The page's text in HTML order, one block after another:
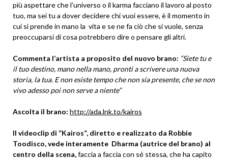
più aspettare che l’universo o il karma facciano il lavoro al posto
tuo, ma sei tu a dover decidere chi vuoi essere, è il momento in
cui si prende in mano la vita e se ne fa ciò che si vuole, senza
preoccuparsi di cosa potrebbero dire o pensare gli altri.
Commenta l’artista a proposito del nuovo brano: “Siete tu e
il tuo destino, mano nella mano, pronti a scrivere una nuova
storia, la tua. E non esiste tempo che non sia presente, che se non
vivo adesso poi non serve a niente”
Ascolta il brano: http://ada.lnk.to/kairos
Il videoclip di “Kairos”, diretto e realizzato da Robbie
Toodisco, vede interamente Dharma (autrice del brano) al
centro della scena,faccia a faccia con sé stessa, che ha capito